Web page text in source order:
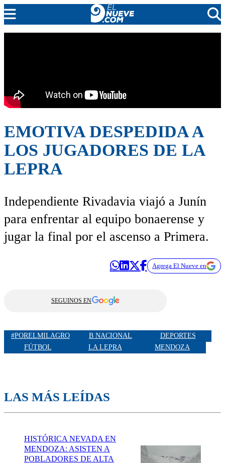
POLICIALES
EN VIVO
EMOTIVA DESPEDIDA A
LOS JUGADORES DE LA
LEPRA
Independiente Rivadavia viajó a Junín
para enfrentar al equipo bonaerense y
jugar la final por el ascenso a Primera.
Agrega El Nueve en
SEGUINOS EN
#PORELMILAGRO B NACIONAL
DEPORTES
FÚTBOL
LA LEPRA MENDOZA
LAS MÁS LEÍDAS
HISTÓRICA NEVADA EN
MENDOZA: ASISTEN A
POBLADORES DE ALTA